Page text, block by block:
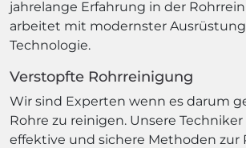
jahrelange Erfahrung in der
arbeitet mit modernster
Technologie.
Verstopfte Rohrreinigung
Wir sind Experten wenn es darum
Rohre zu reinigen. Unsere
effektive und sichere Methoden zur